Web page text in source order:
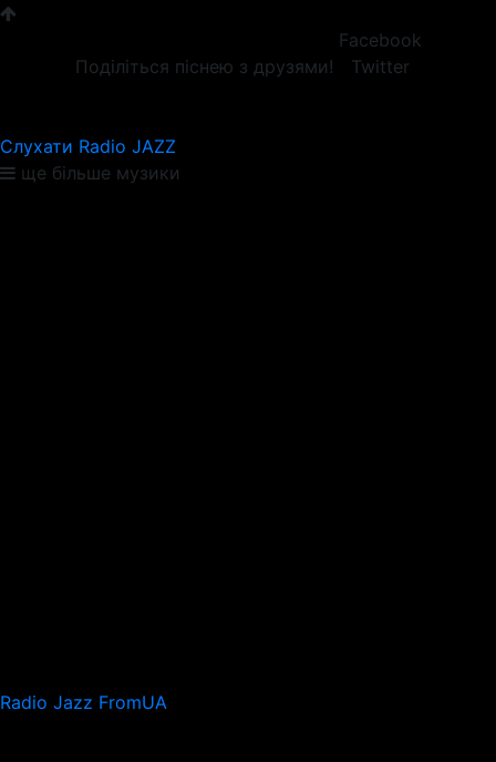
Поділіться піснею з друзями!
Facebook
Twitter
Слухати Radio JAZZ
ще більше музики
Radio Jazz FromUA